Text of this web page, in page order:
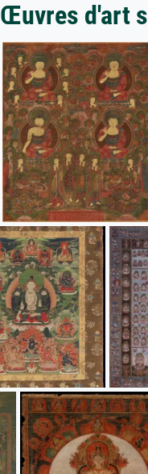
Œuvres d'art